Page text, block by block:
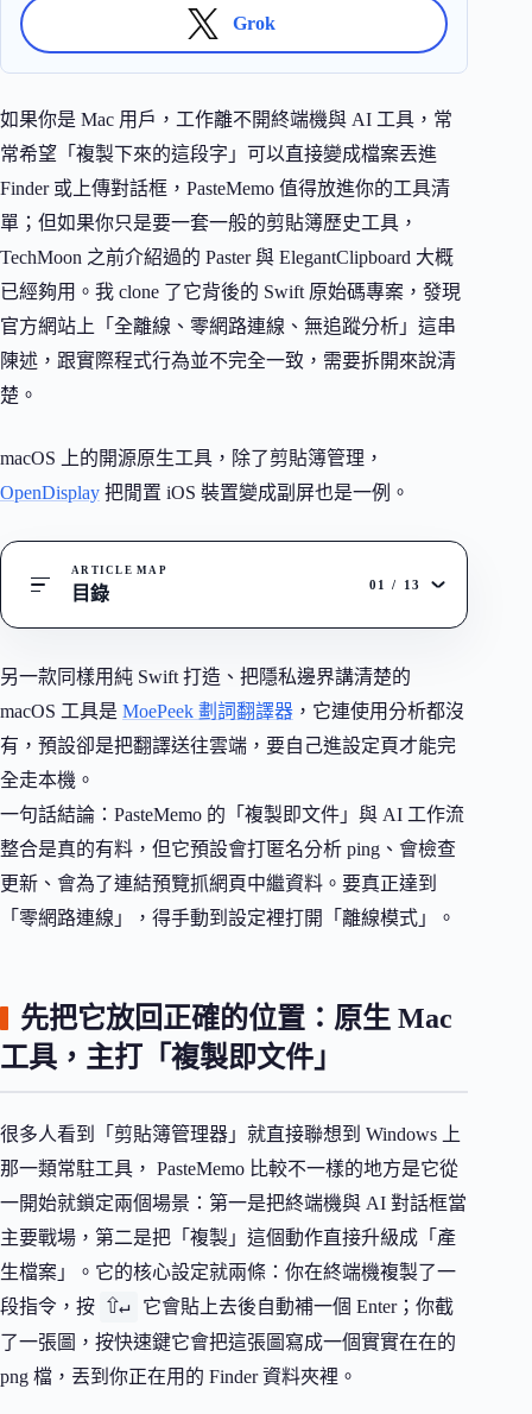
Grok
如果你是 Mac 用戶，工作離不開終端機與 AI 工具，常
常希望「複製下來的這段字」可以直接變成檔案丟進
Finder 或上傳對話框，PasteMemo 值得放進你的工具清
單；但如果你只是要一套一般的剪貼簿歷史工具，
TechMoon 之前介紹過的 Paster 與 ElegantClipboard 大概
已經夠用。我 clone 了它背後的 Swift 原始碼專案，發現
官方網站上「全離線、零網路連線、無追蹤分析」這串
陳述，跟實際程式行為並不完全一致，需要拆開來說清
楚。
macOS 上的開源原生工具，除了剪貼簿管理，
OpenDisplay 把閒置 iOS 裝置變成副屏也是一例。
ARTICLE MAP
目錄 01 / 13
另一款同樣用純 Swift 打造、把隱私邊界講清楚的
macOS 工具是 MoePeek 劃詞翻譯器 ，它連使用分析都沒
有，預設卻是把翻譯送往雲端，要自己進設定頁才能完
全走本機。
一句話結論：PasteMemo 的「複製即文件」與 AI 工作流
整合是真的有料，但它預設會打匿名分析 ping、會檢查
更新、會為了連結預覽抓網頁中繼資料。要真正達到
「零網路連線」，得手動到設定裡打開「離線模式」。
先把它放回正確的位置：原生 Mac
工具，主打「複製即文件」
很多人看到「剪貼簿管理器」就直接聯想到 Windows 上
那一類常駐工具， PasteMemo 比較不一樣的地方是它從
一開始就鎖定兩個場景：第一是把終端機與 AI 對話框當
主要戰場，第二是把「複製」這個動作直接升級成「產
生檔案」。它的核心設定就兩條：你在終端機複製了一
段指令，按 ⇧↵
它會貼上去後自動補一個 Enter；你截
了一張圖，按快速鍵它會把這張圖寫成一個實實在在的
png 檔，丟到你正在用的 Finder 資料夾裡。